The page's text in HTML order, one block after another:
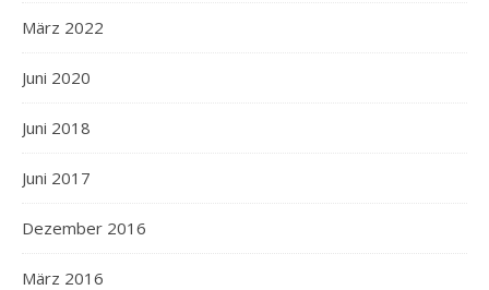
März 2022
Juni 2020
Juni 2018
Juni 2017
Dezember 2016
März 2016